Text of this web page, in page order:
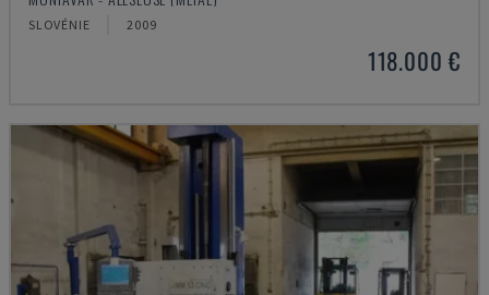
SLOVÉNIE 2009
118.000 €